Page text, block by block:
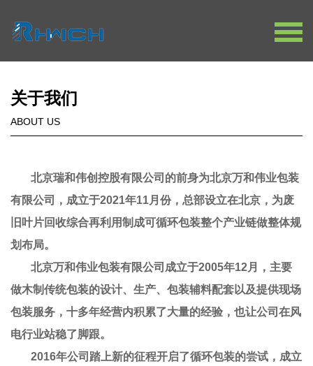
传统包装
关于我们
ABOUT US
北京瑞和伟创控股有限公司的前身为北京万和伟业包装
有限公司，成立于2021年11月份，总部设立在北京，为废
旧叶片回收综合再利用制成可循环包装整个产业链做整体规
划布局。
北京万和伟业包装有限公司成立于2005年12月，主要
做木制传统包装的设计、生产、包装辅料配套以及提供现场
包装服务，十多年经营内积累了大量的经验，也让公司在风
电行业站稳了脚跟。
2016年公司踏上新的征程开启了循环包装的尝试，成立